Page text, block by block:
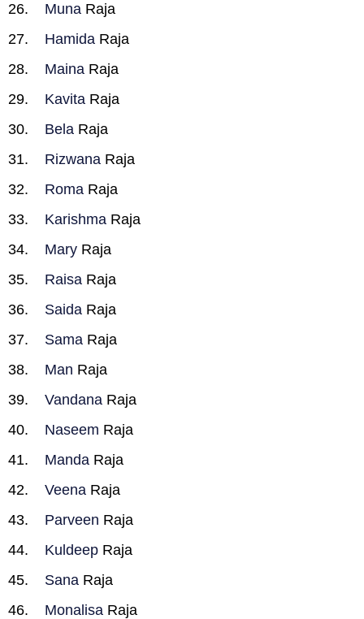
Muna Raja
Hamida Raja
Maina Raja
Kavita Raja
Bela Raja
Rizwana Raja
Roma Raja
Karishma Raja
Mary Raja
Raisa Raja
Saida Raja
Sama Raja
Man Raja
Vandana Raja
Naseem Raja
Manda Raja
Veena Raja
Parveen Raja
Kuldeep Raja
Sana Raja
Monalisa Raja